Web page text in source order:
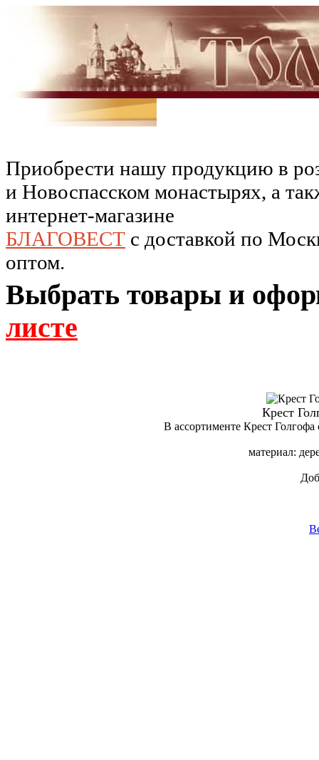
Приобрести нашу продукцию в
и Новоспасском монастырях, а
интернет-магазине
БЛАГОВЕСТ c доставкой по
оптом.
Выбрать товары и
листе
Крест
В ассортименте Крест
материал: